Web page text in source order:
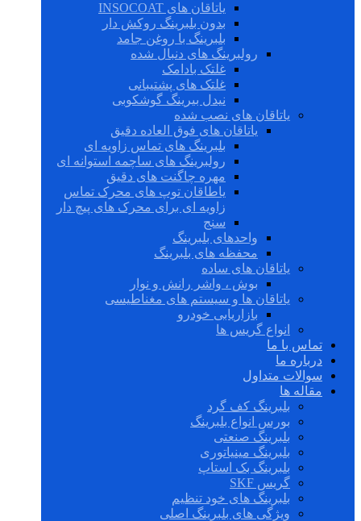
یاتاقان های INSOCOAT
بدون بلبرینگ روکش دار
بلبرینگ با روغن جامد
رولبرینگ های دنبال شده
غلتک بادامک
غلتک های پشتیبانی
نیدل بیرینگ گوشکوبی
یاتاقان های نصب شده
یاتاقان های فوق العاده دقیق
بلبرینگ های تماس زاویه ای
رولبرینگ های ساچمه استوانه ای
مهره چاگنت های دقیق
یاطاقان توپ های محرک تماس
زاویه ای برای محرک های پیچ دار
سنج
واحدهای بلبرینگ
محفظه های بلبرینگ
یاتاقان های ساده
بوش ، واشر رانش و نوار
یاتاقان ها و سیستم های مغناطیسی
بازاریابی خودرو
انواع گریس ها
تماس با ما
درباره ما
سوالات متداول
مقاله ها
بلبرینگ کف گرد
بورس انواع بلبرینگ
بلبرینگ صنعتی
بلبرینگ مینیاتوری
بلبرینگ بک استاپ
گریس SKF
بلبرینگ های خود تنظیم
ویژگی های بلبرینگ اصلی